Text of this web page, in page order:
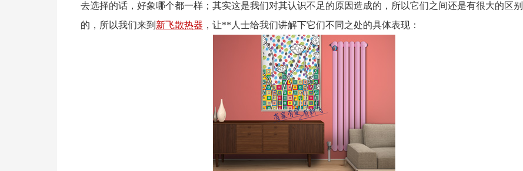
去选择的话，好象哪个都一样；其实这是我们对其认识不足的原因造成的，所以它们之间还是有很大的区别
的，所以我们来到 新飞散热器 ，让**人士给我们讲解下它们不同之处的具体表现：